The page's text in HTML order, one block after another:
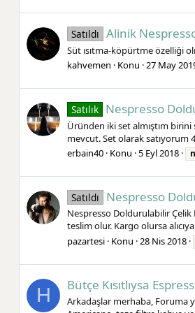
Satıldı Alinik
Süt ısıtma-köpürtme özelliği
kahvemen
Konu 27 May
Satılık Nespresso
Üründen iki set almıştım
mevcut. Set olarak
erbain40 Konu 5 Eyl 2018
Satıldı Nespresso
Nespresso Doldurulabilir Çelik
teslim olur. Kargo olursa
pazartesi Konu 28 Nis 2018
H Bütçe Kısıtlıysa
Arkadaşlar merhaba, Foruma